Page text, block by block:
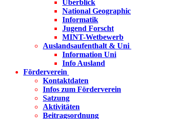
Überblick
National Geographic
Informatik
Jugend Forscht
MINT-Wetbewerb
Auslandsaufenthalt & Uni
Information Uni
Info Ausland
Förderverein
Kontaktdaten
Infos zum Förderverein
Satzung
Aktivitäten
Beitragsordnung